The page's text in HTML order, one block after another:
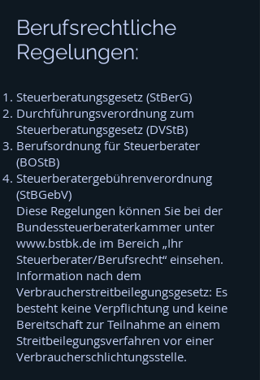
Berufsrechtliche
Regelungen:
Steuerberatungsgesetz (StBerG)
Durchführungsverordnung zum
Steuerberatungsgesetz (DVStB)
Berufsordnung für Steuerberater
(BOStB)
Steuerberatergebührenverordnung
(StBGebV)
Diese Regelungen können Sie bei der
Bundessteuerberaterkammer unter
www.bstbk.de im Bereich „Ihr
Steuerberater/Berufsrecht“ einsehen.
Information nach dem
Verbraucherstreitbeilegungsgesetz: Es
besteht keine Verpflichtung und keine
Bereitschaft zur Teilnahme an einem
Streitbeilegungsverfahren vor einer
Verbraucherschlichtungsstelle.